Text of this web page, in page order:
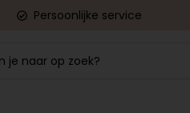
Persoonlijke service